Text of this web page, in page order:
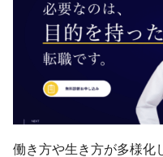
働き方や生き方が多様化